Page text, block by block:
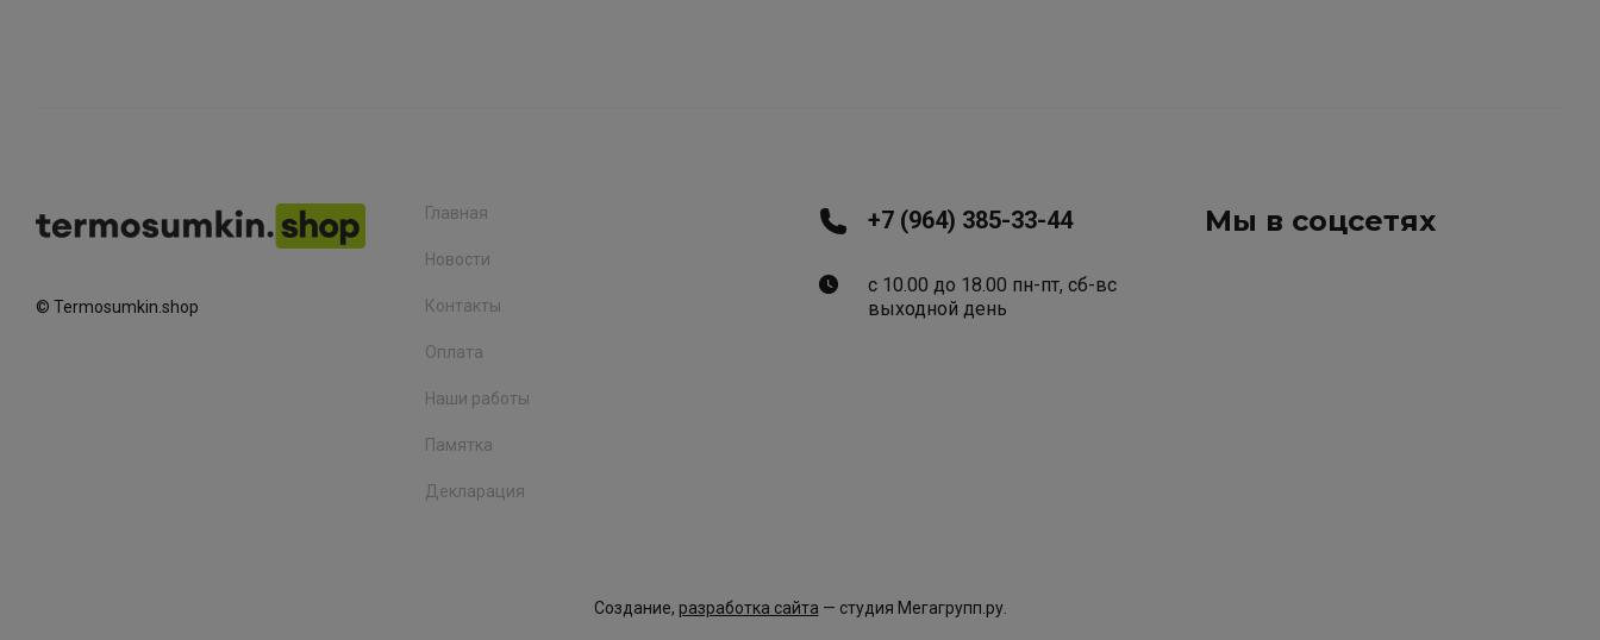
© Termosumkin.shop
Главная
Новости
Контакты
Оплата
Наши работы
Памятка
Декларация
+7 (964) 385-33-44
с 10.00 до 18.00 пн-пт, сб-вс
выходной день
Мы в соцсетях
Создание, разработка сайта — студия Мегагрупп.ру.